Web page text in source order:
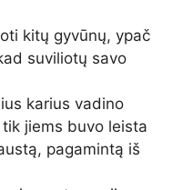
kitų gyvūnų, ypač
suviliotų savo
karius vadino
jiems buvo leista
pagamintą iš